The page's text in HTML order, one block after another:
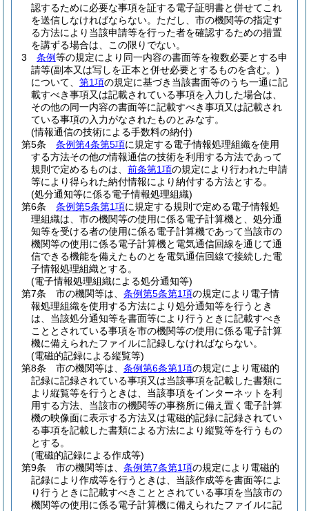
認するために必要な事項を証する電子証明書と併せてこれ
を送信しなければならない。 ただし、市の機関等の指定す
る方法により当該申請等を行った者を確認するための措置
を講ずる場合は、この限りでない。
3
条例等の規定により同一内容の書面等を複数必要とする申
請等(副本又は写しを正本と併せ必要とするものを含む。)
について、 第1項の規定に基づき当該書面等のうち一通に記
載すべき事項又は記載されている事項を入力した場合は、
その他の同一内容の書面等に記載すべき事項又は記載され
ている事項の入力がなされたものとみなす。
(情報通信の技術による手数料の納付)
第5条
条例第4条第5項に規定する電子情報処理組織を使用
する方法その他の情報通信の技術を利用する方法であって
規則で定めるものは、 前条第1項の規定により行われた申請
等により得られた納付情報により納付する方法とする。
(処分通知等に係る電子情報処理組織)
第6条
条例第5条第1項に規定する規則で定める電子情報処
理組織は、市の機関等の使用に係る電子計算機と、処分通
知等を受ける者の使用に係る電子計算機であって当該市の
機関等の使用に係る電子計算機と電気通信回線を通じて通
信できる機能を備えたものとを電気通信回線で接続した電
子情報処理組織とする。
(電子情報処理組織による処分通知等)
第7条
市の機関等は、 条例第5条第1項の規定により電子情
報処理組織を使用する方法により処分通知等を行うとき
は、当該処分通知等を書面等により行うときに記載すべき
こととされている事項を市の機関等の使用に係る電子計算
機に備えられたファイルに記録しなければならない。
(電磁的記録による縦覧等)
第8条
市の機関等は、 条例第6条第1項の規定により電磁的
記録に記録されている事項又は当該事項を記載した書類に
より縦覧等を行うときは、当該事項をインターネットを利
用する方法、当該市の機関等の事務所に備え置く電子計算
機の映像面に表示する方法又は電磁的記録に記録されてい
る事項を記載した書類による方法により縦覧等を行うもの
とする。
(電磁的記録による作成等)
第9条
市の機関等は、 条例第7条第1項の規定により電磁的
記録により作成等を行うときは、当該作成等を書面等によ
り行うときに記載すべきこととされている事項を当該市の
機関等の使用に係る電子計算機に備えられたファイルに記